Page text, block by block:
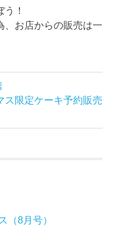
！
、お店からの販売は一
ス限定ケーキ予約販売
（8月号）